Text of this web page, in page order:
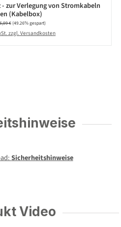
zur Verlegung von Stromkabeln
(Kabelbox)
Regulärer Preis:
€(49.26% gespart)
zzgl. Versandkosten
Sicherheitshinweise
Video